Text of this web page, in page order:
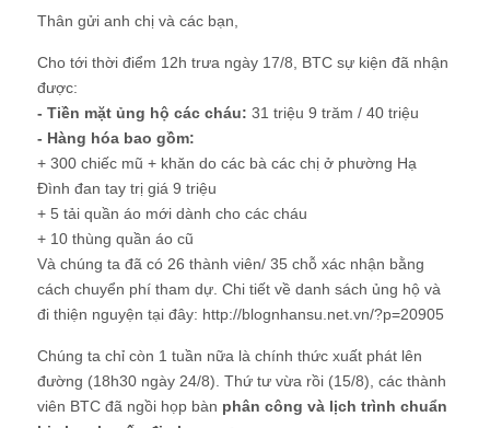
Thân gửi anh chị và các bạn,
Cho tới thời điểm 12h trưa ngày 17/8, BTC sự kiện đã nhận
được:
- Tiền mặt ủng hộ các cháu: 31 triệu 9 trăm / 40 triệu
- Hàng hóa bao gồm:
+ 300 chiếc mũ + khăn do các bà các chị ở phường Hạ
Đình đan tay trị giá 9 triệu
+ 5 tải quần áo mới dành cho các cháu
+ 10 thùng quần áo cũ
Và chúng ta đã có 26 thành viên/ 35 chỗ xác nhận bằng
cách chuyển phí tham dự. Chi tiết về danh sách ủng hộ và
đi thiện nguyện tại đây: http://blognhansu.net.vn/?p=20905
Chúng ta chỉ còn 1 tuần nữa là chính thức xuất phát lên
đường (18h30 ngày 24/8). Thứ tư vừa rồi (15/8), các thành
viên BTC đã ngồi họp bàn phân công và lịch trình chuẩn